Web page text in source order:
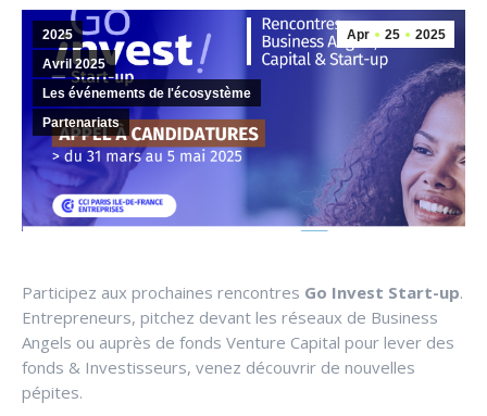
Apr 25 2025
2025
Avril 2025
Les événements de l'écosystème
Partenariats
Participez aux prochaines rencontres Go Invest Start-up.
Entrepreneurs, pitchez devant les réseaux de Business
Angels ou auprès de fonds Venture Capital pour lever des
fonds & Investisseurs, venez découvrir de nouvelles
pépites.